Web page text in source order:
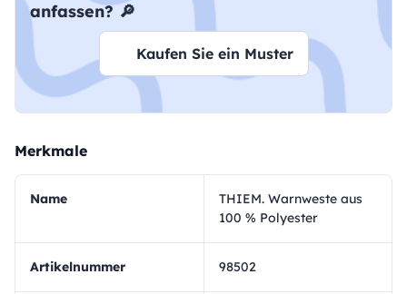
anfassen? 🔎
Kaufen Sie ein Muster
Merkmale
Name
THIEM. Warnweste aus
100 % Polyester
Artikelnummer 98502